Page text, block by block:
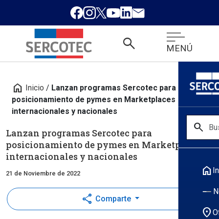
search MENÚ
search
home
location_on
home Inicio / Lanzan programas Sercotec para
posicionamiento de pymes en Marketplaces
internacionales y nacionales
Lanzan programas Sercotec para
posicionamiento de pymes en Marketplaces
internacionales y nacionales
21 de Noviembre de 2022
share Comparte